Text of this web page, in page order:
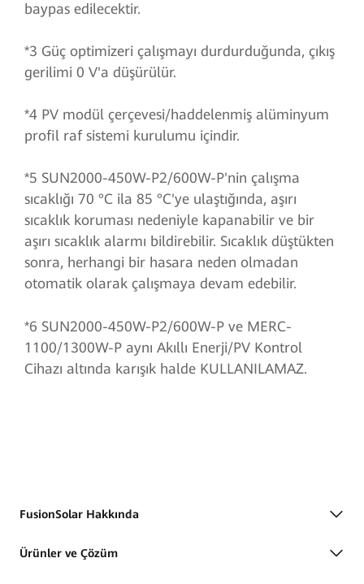
baypas edilecektir.
*3 Güç optimizeri çalışmayı durdurduğunda, çıkış
gerilimi 0 V'a düşürülür.
*4 PV modül çerçevesi/haddelenmiş alüminyum
profil raf sistemi kurulumu içindir.
*5 SUN2000-450W-P2/600W-P'nin çalışma
sıcaklığı 70 °C ila 85 °C'ye ulaştığında, aşırı
sıcaklık koruması nedeniyle kapanabilir ve bir
aşırı sıcaklık alarmı bildirebilir. Sıcaklık düştükten
sonra, herhangi bir hasara neden olmadan
otomatik olarak çalışmaya devam edebilir.
*6 SUN2000-450W-P2/600W-P ve MERC-
1100/1300W-P aynı Akıllı Enerji/PV Kontrol
Cihazı altında karışık halde KULLANILAMAZ.
FusionSolar Hakkında
Ürünler ve Çözüm